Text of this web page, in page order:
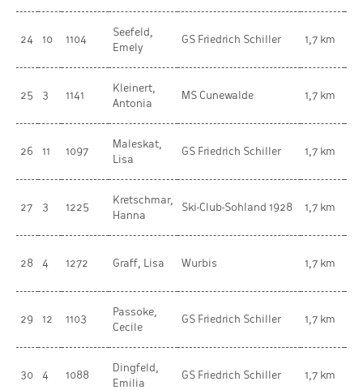
24 10 1104
Seefeld,
Emely
GS Friedrich Schiller 1,7 km
25 3 1141
Kleinert,
Antonia
MS Cunewalde 1,7 km
26 11 1097
Maleskat,
Lisa
GS Friedrich Schiller 1,7 km
27 3 1225
Kretschmar,
Hanna
Ski-Club-Sohland 1928 1,7 km
28 4 1272 Graff, Lisa Wurbis 1,7 km
29 12 1103
Passoke,
Cecile
GS Friedrich Schiller 1,7 km
30 4 1088
Dingfeld,
Emilia
GS Friedrich Schiller 1,7 km